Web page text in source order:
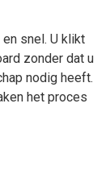
snel. U klikt
zonder dat u
nodig heeft.
het proces